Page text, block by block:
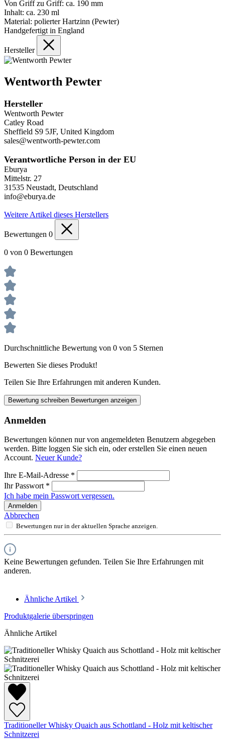
Von Griff zu Griff: ca. 190 mm
Inhalt: ca. 230 ml
Material: polierter Hartzinn (Pewter)
Handgefertigt in England
Hersteller
Wentworth Pewter
Hersteller
Wentworth Pewter
Catley Road
Sheffield S9 5JF, United Kingdom
sales@wentworth-pewter.com
Verantwortliche Person in der EU
Eburya
Mittelstr. 27
31535 Neustadt, Deutschland
info@eburya.de
Weitere Artikel dieses Herstellers
Bewertungen 0
0 von 0 Bewertungen
Durchschnittliche Bewertung von 0 von 5 Sternen
Bewerten Sie dieses Produkt!
Teilen Sie Ihre Erfahrungen mit anderen Kunden.
Bewertung schreiben Bewertungen anzeigen
Anmelden
Bewertungen können nur von angemeldeten Benutzern abgegeben
werden. Bitte loggen Sie sich ein, oder erstellen Sie einen neuen
Account. Neuer Kunde?
Ihre E-Mail-Adresse *
Ihr Passwort *
Ich habe mein Passwort vergessen.
Anmelden
Abbrechen
Bewertungen nur in der aktuellen Sprache anzeigen.
Keine Bewertungen gefunden. Teilen Sie Ihre Erfahrungen mit
anderen.
Ähnliche Artikel
Produktgalerie überspringen
Ähnliche Artikel
Traditioneller Whisky Quaich aus Schottland - Holz mit keltischer
Schnitzerei